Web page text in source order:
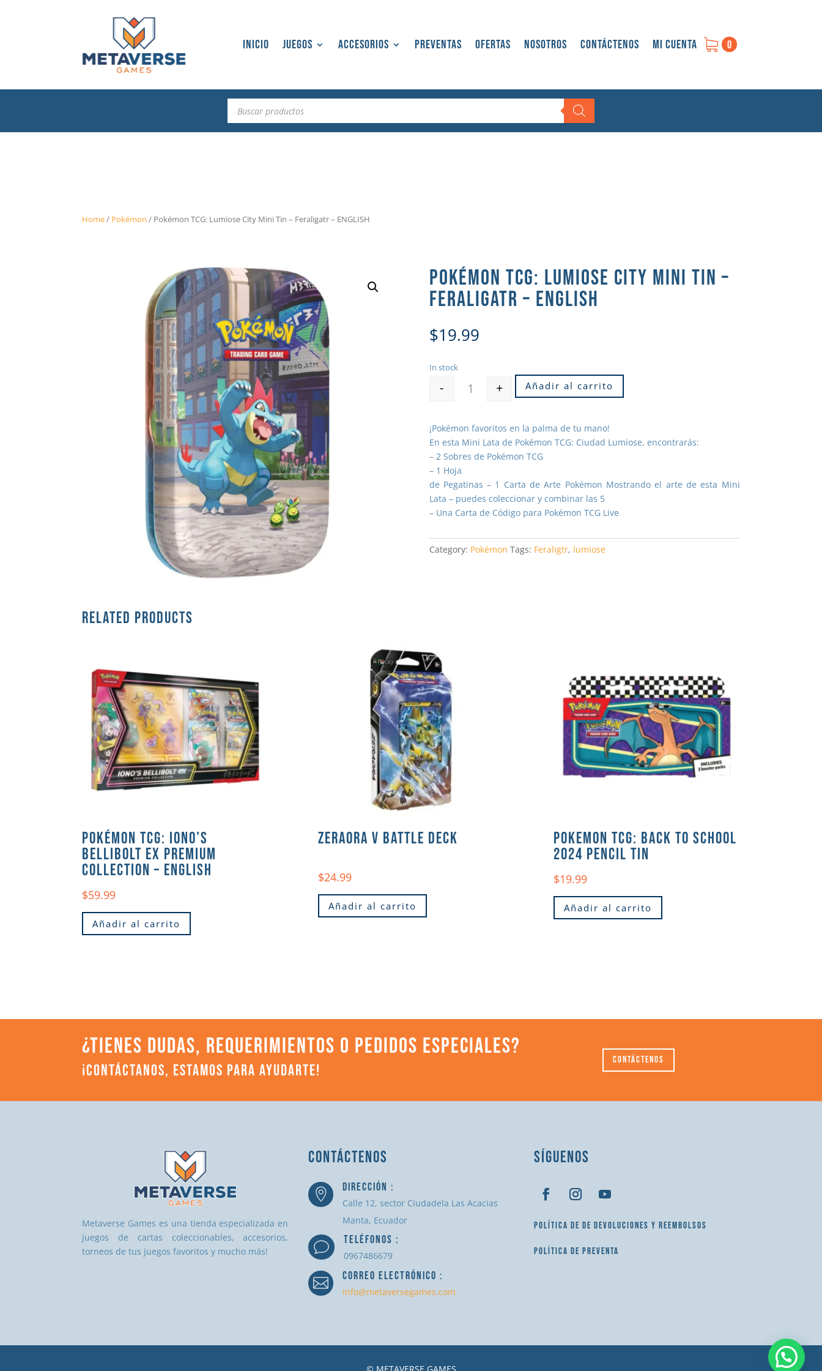
Inicio Juegos Accesorios Preventas Ofertas Nosotros Contáctenos Mi cuenta 0
Búsqueda
productos
Home/ Pokémon / Pokémon TCG: Lumiose City Mini Tin – Feraligatr – ENGLISH
POKÉMON TCG: LUMIOSE CITY MINI TIN –
FERALIGATR – ENGLISH
$19.99
In stock
Quantity
- + Añadir al carrito
¡Pokémon favoritos en la palma de tu mano!
En esta Mini Lata de Pokémon TCG: Ciudad Lumiose, encontrarás:
– 2 Sobres de Pokémon TCG
– 1 Hoja
de Pegatinas – 1 Carta de Arte Pokémon Mostrando el arte de esta Mini
Lata – puedes coleccionar y combinar las 5
– Una Carta de Código para Pokémon TCG Live
Category: Pokémon Tags: Feraligtr, lumiose
RELATED PRODUCTS
POKÉMON TCG: IONO’S
BELLIBOLT EX PREMIUM
COLLECTION – ENGLISH
$59.99
Añadir al carrito
ZERAORA V BATTLE DECK
$24.99
Añadir al carrito
POKEMON TCG: BACK TO SCHOOL
2024 PENCIL TIN
$19.99
Añadir al carrito
¿TIENES DUDAS, REQUERIMIENTOS O PEDIDOS ESPECIALES?
¡CONTÁCTANOS, ESTAMOS PARA AYUDARTE!
Contáctenos
Metaverse Games es una tienda especializada en
juegos de cartas coleccionables, accesorios,
torneos de tus juegos favoritos y mucho más!
CONTÁCTENOS
 DIRECCIÓN :
Calle 12, sector Ciudadela Las Acacias
Manta, Ecuador
v TELÉFONOS :
0967486679
 CORREO ELECTRÓNICO :
info@metaversegames.com
SÍGUENOS
POLÍTICA DE DE DEVOLUCIONES Y REEMBOLSOS
POLÍTICA DE PREVENTA